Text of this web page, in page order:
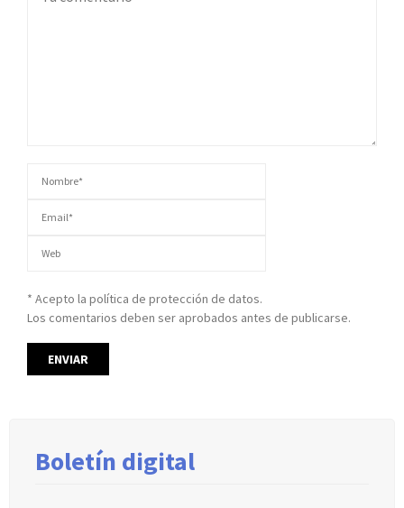
* Acepto la política de protección de datos.
Los comentarios deben ser aprobados antes de publicarse.
Boletín digital